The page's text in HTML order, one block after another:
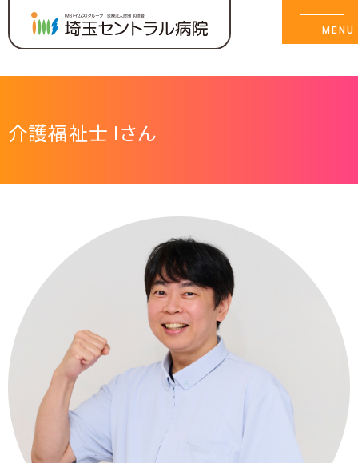
メッセージ
チームセントラル〈部署紹介〉
職場 突撃レポート
ワークライフバランス
採用Q&A
仲間たちのご紹介
募集要項
介護福祉士 Iさん